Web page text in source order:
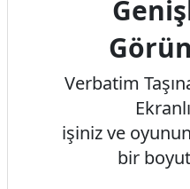
Verbatim
işiniz ve
bir boyut